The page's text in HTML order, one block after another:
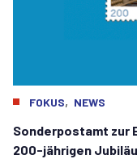
FOKUS, NEWS
Sonderpostamt zur
200-jährigen